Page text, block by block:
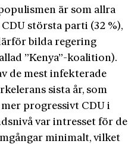
är som allra
största parti (32 %),
bilda regering
”Kenya”-koalition).
de mest infekterade
sista år, som
progressivt CDU i
var intresset för de
minimalt, vilket